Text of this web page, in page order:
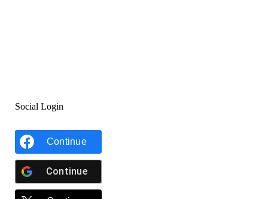
Social Login
Continue
Continue